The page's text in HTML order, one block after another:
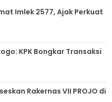
Imlek 2577, Ajak Perkuat
KPK Bongkar Transaksi
Rakernas VII PROJO di